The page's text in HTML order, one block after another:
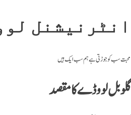
انٹرنیشنل
محبت سب کو جوڑتی ہے ہم سب ایک ہیں
گلوبل لوو ڈے کا مقصد